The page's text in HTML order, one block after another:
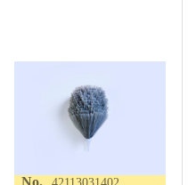
No.